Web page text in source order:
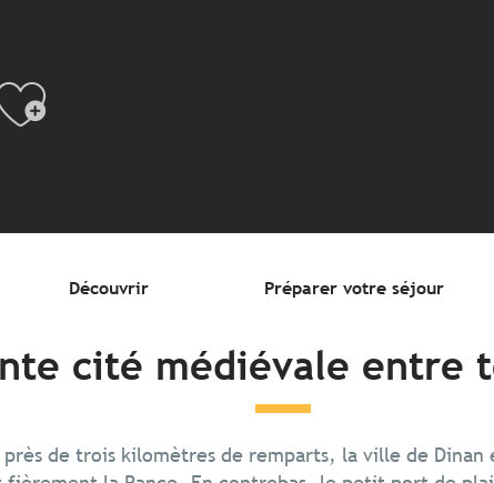
aux
Découvrir Préparer votre séjour
cité médiévale entre
de trois kilomètres de remparts, la ville de Dinan